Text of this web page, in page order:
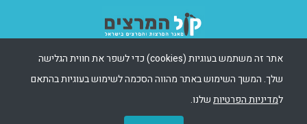
אתר זה משתמש בעוגיות (cookies) כדי לשפר את חווית הגלישה
שלך. המשך השימוש באתר מהווה הסכמה לשימוש בעוגיות בהתאם
למדיניות הפרטיותשלנו.